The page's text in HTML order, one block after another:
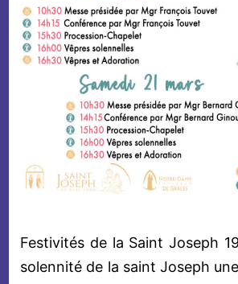
Festivités de la Saint Joseph
solennité de la saint Joseph